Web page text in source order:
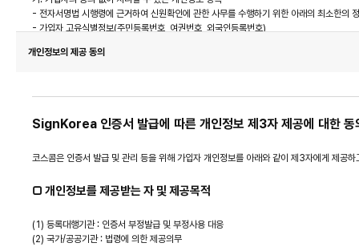
제2장 서비스 이용
- Platinum(범용) : 비대면 과정에서의 신원확인 및 전자서명, 비금융기관 및 금융기관에
- Gold(용도제한용) : 증권, 금융투자 및 보험 거래, 정부 민원업무 및 인증기관 간 합의된
2. SignKorea에서 발급한 인증서를 이용한 전자서명은 전자서명법에 의거 서명, 서명날
제5조 [등록대행기관]
1. SignKorea는 인증서비스 신청서의 접수, 처리 및 신원확인 업무의 일부 또는 전부를
2. SignKorea는 SignKorea가 별도로 정한 요건을 갖춘 자가 등록대행기관 지정을 신청
- 전자서명법 시행령에 근거하여 신원확인에 관한 사무를 수행하기 위한 아래의 최소한의
- 가입자 고유식별정보(주민등록번호, 여권번호, 외국인등록번호)
- 가입자 성명, 전화번호, 휴대전화번호, E-mail
□ 개인정보의 수집 및 이용 목적
- 인증서 신청 및 발급
- 인증서 발급 수수료 결제 및 정산, 환불
- 인증서 발급 내용 통보, 인증서 폐지 및 효력정지 사실 통보
- 고객문의 상담 및 인증서비스 관련 각종 공지
개인정보의 제공 동의
SignKorea 인증서 발급에 따른 개인정보 제3자 제공에 대한 동
코스콤은 인증서 발급 및 관리 등을 위해 가입자 개인정보를 아래와 같이 제3자에게 제공하
□ 개인정보를 제공받는 자 및 제공목적
(1) 등록대행기관 : 인증서 부정발급 및 부정사용 대응
(2) 국가/공공기관 : 법령에 의한 제공의무